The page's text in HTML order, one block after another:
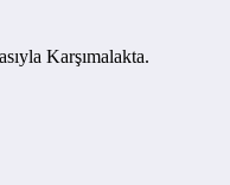
Karşımalakta.